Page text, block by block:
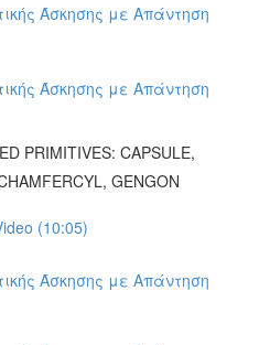
Άσκησης με Απάντηση
Άσκησης με Απάντηση
PRIMITIVES: CAPSULE,
GENGON
(10:05)
Άσκησης με Απάντηση